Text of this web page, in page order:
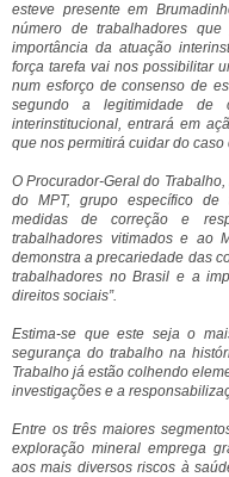
esteve presente em
número de trabalhadores
importância da atuação
força tarefa vai nos possibilitar
num esforço de consenso de
segundo a legitimidade de
interinstitucional, entrará em
que nos permitirá cuidar do
O Procurador-Geral do
do MPT, grupo específico de
medidas de correção e
trabalhadores vitimados e ao
demonstra a precariedade das
trabalhadores no Brasil e a
direitos sociais”.
Estima-se que este seja o
segurança do trabalho na
Trabalho já estão colhendo
investigações e a
Entre os três maiores
exploração mineral emprega
aos mais diversos riscos à